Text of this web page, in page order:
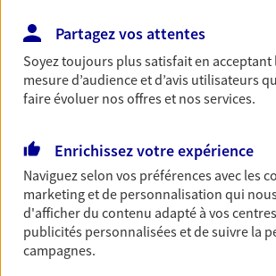
Garantie Accidents de
Bricoleuse, féru de jardinage,
ou grande lectrice… personne n'est
accident du quotidien. Avec Ma
revenus.
Multirisque
Gagnez en simplicité et en sérénité
assurance multirisque
unique pour protéger vos locaux,
Partagez vos attentes
Soyez toujours plus satisfait en acceptant
mesure d’audience et d’avis utilisateurs
faire évoluer nos offres et nos services.
Enrichissez votre expérience
Naviguez selon vos préférences avec les
marketing et de personnalisation qui
d'afficher du contenu adapté à vos
publicités personnalisées et de suivre la
campagnes.